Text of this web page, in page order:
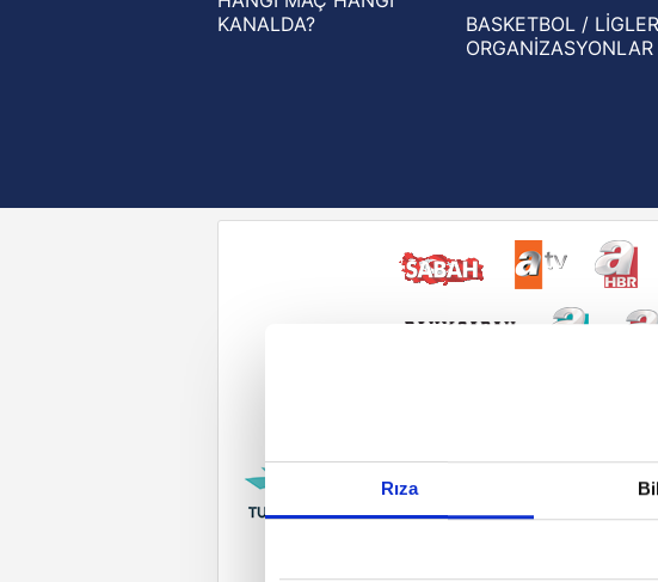
Rıza
Reddet
KANALDA?
BASKETBOL /
ORGANİZASYONLAR